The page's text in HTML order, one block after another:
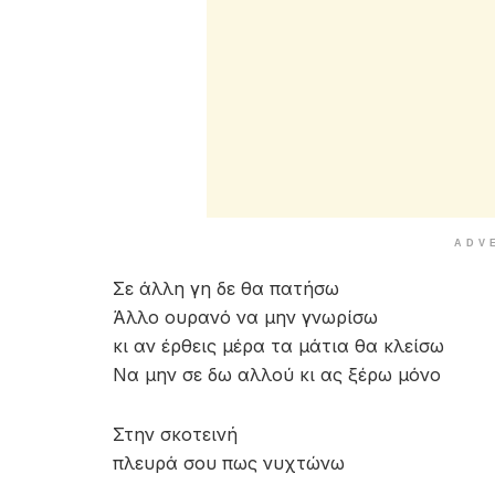
Σε άλλη γη δε θα πατήσω
Άλλο ουρανό να μην γνωρίσω
κι αν έρθεις μέρα τα μάτια θα κλείσω
Να μην σε δω αλλού κι ας ξέρω μόνο
Στην σκοτεινή
πλευρά σου πως νυχτώνω